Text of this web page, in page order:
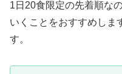
1日20食限定の先着順な
いくことをおすすめしま
す。